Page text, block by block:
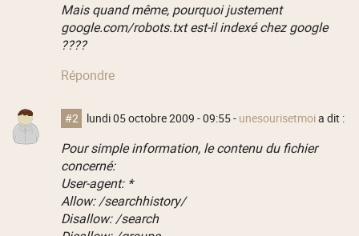
Mais quand même, pourquoi justement
google.com/robots.txt est-il indexé chez google
????
Répondre
#2 lundi 05 octobre 2009 - 09:55- unesourisetmoia dit :
Pour simple information, le contenu du fichier
concerné:
User-agent: *
Allow: /searchhistory/
Disallow: /search